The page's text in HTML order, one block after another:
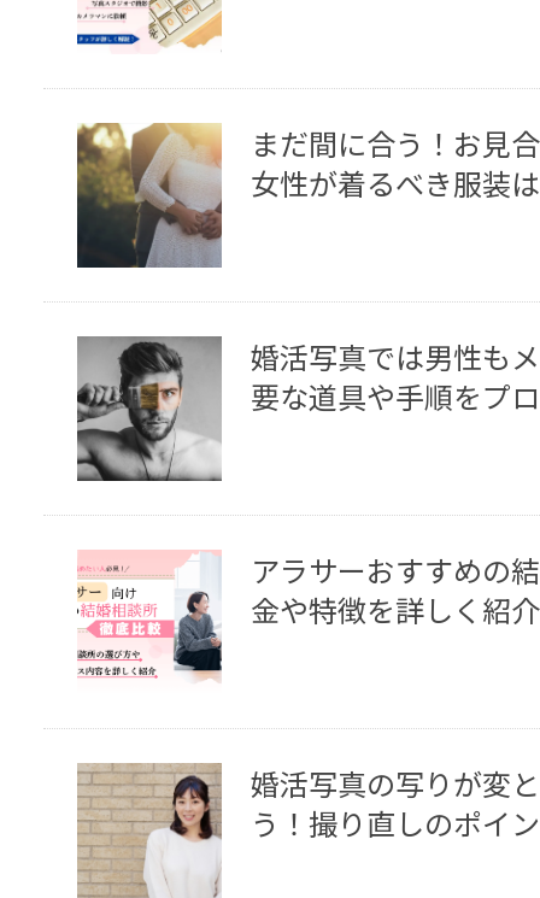
まだ間に合う！お見
女性が着るべき服装
婚活写真では男性も
要な道具や手順をプ
アラサーおすすめの
金や特徴を詳しく紹介
婚活写真の写りが変
う！撮り直しのポイ